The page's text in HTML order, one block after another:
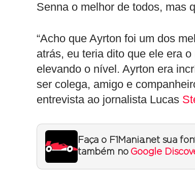
Senna o melhor de todos, mas
“Acho que Ayrton foi um dos
atrás, eu teria dito que ele era
elevando o nível. Ayrton era
ser colega, amigo e
entrevista ao jornalista Lucas
Faça o F1Mania.net sua
também no Google